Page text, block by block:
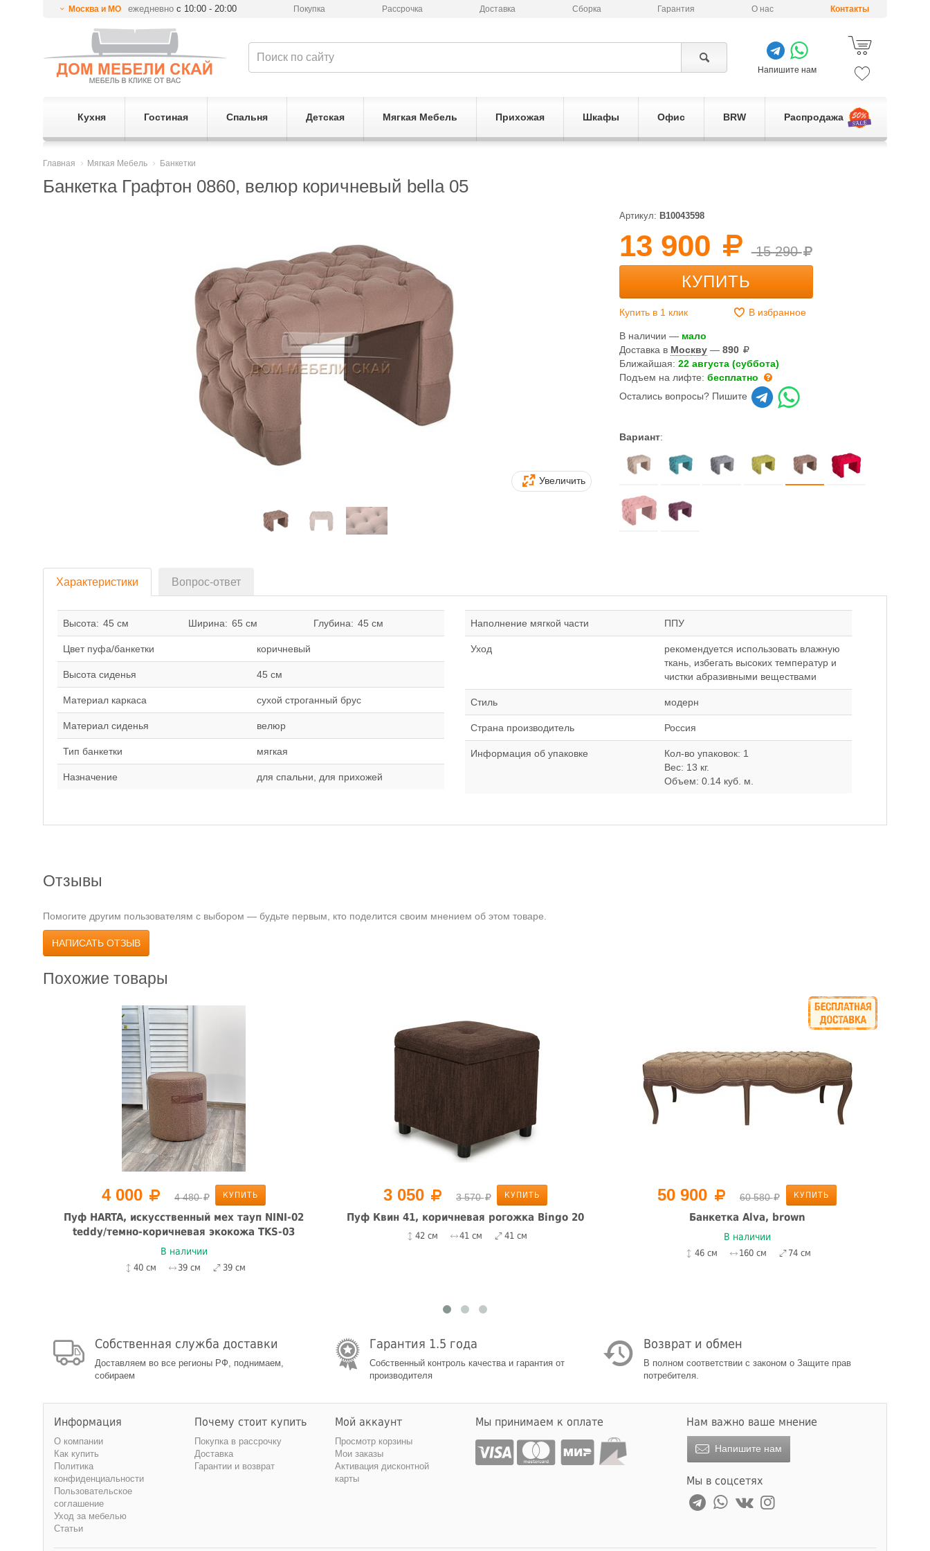
Москва и МО ежедневнос 10:00 - 20:00 Покупка Рассрочка Доставка Сборка Гарантия О нас Контакты
Напишите нам
Кухня Гостиная Спальня Детская Мягкая Мебель Прихожая Шкафы Офис BRW Распродажа
Главная Мягкая Мебель Банкетки
Банкетка Графтон 0860, велюр коричневый bella 05
Увеличить
Артикул: B10043598
13 900 15 290
КУПИТЬ
Купить в 1 клик В избранное
В наличии — мало
Доставка в Москву —890
Ближайшая:22 августа (суббота)
Подъем на лифте:бесплатно
Остались вопросы? Пишите
Вариант:
Характеристики Вопрос-ответ
Высота: 45 см Ширина: 65 см Глубина: 45 см
Цвет пуфа/банкетки коричневый
Высота сиденья 45 см
Материал каркаса сухой строганный брус
Материал сиденья велюр
Тип банкетки мягкая
Назначение для спальни, для прихожей
Наполнение мягкой части ППУ
Уход
рекомендуется использовать влажную
ткань, избегать высоких температур и
чистки абразивными веществами
Стиль модерн
Страна производитель Россия
Информация об упаковке
Кол-во упаковок: 1
Вес: 13 кг.
Объем: 0.14 куб. м.
Отзывы
Помогите другим пользователям с выбором — будьте первым, кто поделится своим мнением об этом товаре.
НАПИСАТЬ ОТЗЫВ
Похожие товары
4 000 4 480 КУПИТЬ
Пуф HARTA, искусственный мех тауп NINI-02
teddy/темно-коричневая экокожа TKS-03
В наличии
40 см 39 см 39 см
3 050 3 570 КУПИТЬ
Пуф Квин 41, коричневая рогожка Bingo 20
42 см 41 см 41 см
50 900 60 580 КУПИТЬ
Банкетка Alva, brown
В наличии
46 см 160 см 74 см
Собственная служба доставки
Доставляем во все регионы РФ, поднимаем,
собираем
Гарантия 1.5 года
Собственный контроль качества и гарантия от
производителя
Возврат и обмен
В полном соответствии с законом о Защите прав
потребителя.
Информация
О компании
Как купить
Политика
конфиденциальности
Пользовательское
соглашение
Уход за мебелью
Статьи
Почему стоит купить
Покупка в рассрочку
Доставка
Гарантии и возврат
Мой аккаунт
Просмотр корзины
Мои заказы
Активация дисконтной
карты
Мы принимаем к оплате Нам важно ваше мнение
Напишите нам
Мы в соцсетях